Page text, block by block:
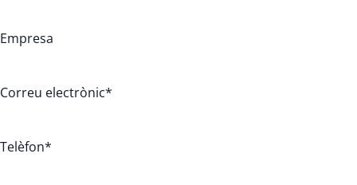
Empresa
Correu electrònic*
Telèfon*